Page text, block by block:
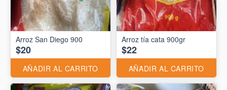
Arroz San Diego 900
$20
AÑADIR AL CARRITO
Arroz tía cata 900gr
$22
AÑADIR AL CARRITO